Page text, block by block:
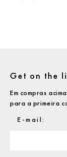
Get on the
Em compras
para a primeira